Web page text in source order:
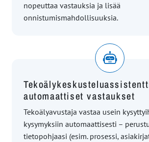
nopeuttaa vastauksia ja lisää
onnistumismahdollisuuksia.
automaattiset vastaukset
Tekoälyavustaja vastaa usein
kysymyksiin automaattisesti –
tietopohjaasi (esim. prosessi,